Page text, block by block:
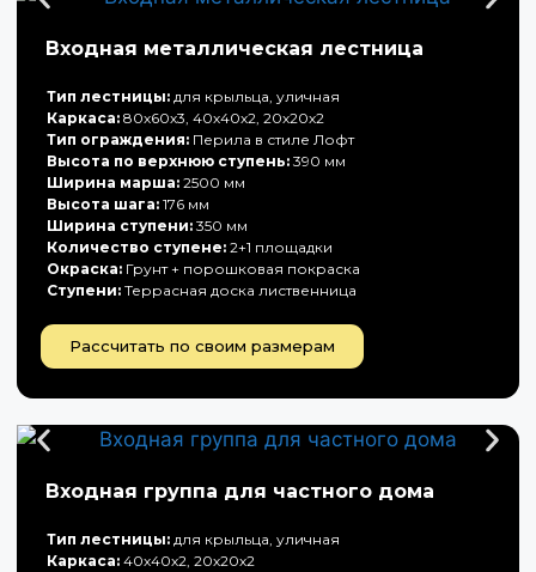
Входная металлическая лестница
Тип лестницы: для крыльца, уличная
Каркаса: 80х60х3, 40х40х2, 20х20х2
Тип ограждения: Перила в стиле Лофт
Высота по верхнюю ступень: 390 мм
Ширина марша: 2500 мм
Высота шага: 176 мм
Ширина ступени: 350 мм
Количество ступене: 2+1 площадки
Окраска: Грунт + порошковая покраска
Ступени: Террасная доска лиственница
Рассчитать по своим размерам
Входная группа для частного дома
Тип лестницы: для крыльца, уличная
Каркаса: 40х40х2, 20х20х2